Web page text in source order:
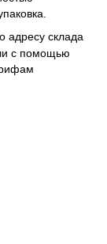
адресу склада
с помощью